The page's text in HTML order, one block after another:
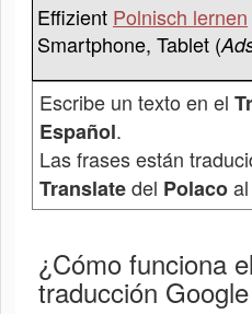
Effizient Polnisch lernen
Smartphone, Tablet (
Escribe un texto en el
Español.
Las frases están
Translatedel Polacoal
¿Cómo funciona
traducción